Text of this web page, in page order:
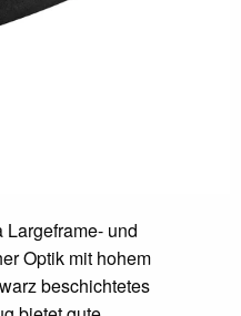
und
Optik mit hohem
beschichtetes